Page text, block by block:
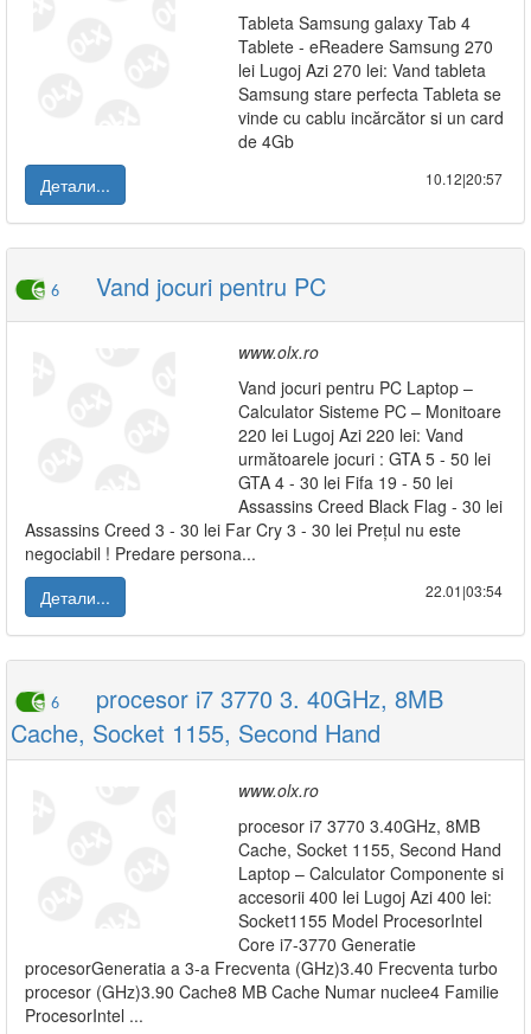
Tableta Samsung galaxy Tab 4
Tablete - eReadere Samsung 270
lei Lugoj Azi 270 lei: Vand tableta
Samsung stare perfecta Tableta se
vinde cu cablu incărcător si un card
de 4Gb
Детали...
10.12|20:57
6 Vand jocuri pentru PC
www.olx.ro
Vand jocuri pentru PC Laptop –
Calculator Sisteme PC – Monitoare
220 lei Lugoj Azi 220 lei: Vand
următoarele jocuri : GTA 5 - 50 lei
GTA 4 - 30 lei Fifa 19 - 50 lei
Assassins Creed Black Flag - 30 lei
Assassins Creed 3 - 30 lei Far Cry 3 - 30 lei Prețul nu este
negociabil ! Predare persona...
Детали...
22.01|03:54
6
procesor i7 3770 3. 40GHz, 8MB
Cache, Socket 1155, Second Hand
www.olx.ro
procesor i7 3770 3.40GHz, 8MB
Cache, Socket 1155, Second Hand
Laptop – Calculator Componente si
accesorii 400 lei Lugoj Azi 400 lei:
Socket1155 Model ProcesorIntel
Core i7-3770 Generatie
procesorGeneratia a 3-a Frecventa (GHz)3.40 Frecventa turbo
procesor (GHz)3.90 Cache8 MB Cache Numar nuclee4 Familie
ProcesorIntel ...